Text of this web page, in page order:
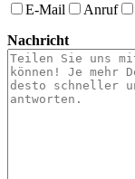
E-Mail
Anruf
Nachricht